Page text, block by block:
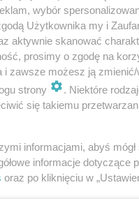
„Aktywuj się z
która będzie miała
19:30 grupa
poćwiczyć w wodzie
wybór
Użytkownika my i
aktywnie skanować
prosimy o zgodę na
i zawsze możesz ją
strony
. Niektóre
się takiemu
informacjami, abyś
informacje dotyczące
oraz po kliknięciu w